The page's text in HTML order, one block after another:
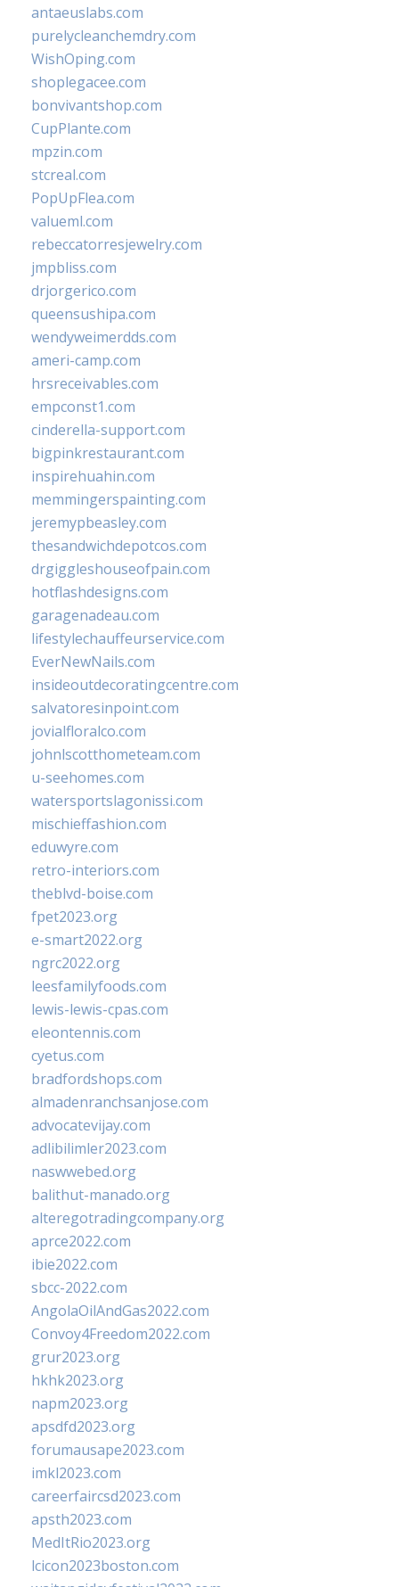
antaeuslabs.com
purelycleanchemdry.com
WishOping.com
shoplegacee.com
bonvivantshop.com
CupPlante.com
mpzin.com
stcreal.com
PopUpFlea.com
valueml.com
rebeccatorresjewelry.com
jmpbliss.com
drjorgerico.com
queensushipa.com
wendyweimerdds.com
ameri-camp.com
hrsreceivables.com
empconst1.com
cinderella-support.com
bigpinkrestaurant.com
inspirehuahin.com
memmingerspainting.com
jeremypbeasley.com
thesandwichdepotcos.com
drgiggleshouseofpain.com
hotflashdesigns.com
garagenadeau.com
lifestylechauffeurservice.com
EverNewNails.com
insideoutdecoratingcentre.com
salvatoresinpoint.com
jovialfloralco.com
johnlscotthometeam.com
u-seehomes.com
watersportslagonissi.com
mischieffashion.com
eduwyre.com
retro-interiors.com
theblvd-boise.com
fpet2023.org
e-smart2022.org
ngrc2022.org
leesfamilyfoods.com
lewis-lewis-cpas.com
eleontennis.com
cyetus.com
bradfordshops.com
almadenranchsanjose.com
advocatevijay.com
adlibilimler2023.com
naswwebed.org
balithut-manado.org
alteregotradingcompany.org
aprce2022.com
ibie2022.com
sbcc-2022.com
AngolaOilAndGas2022.com
Convoy4Freedom2022.com
grur2023.org
hkhk2023.org
napm2023.org
apsdfd2023.org
forumausape2023.com
imkl2023.com
careerfaircsd2023.com
apsth2023.com
MedItRio2023.org
lcicon2023boston.com